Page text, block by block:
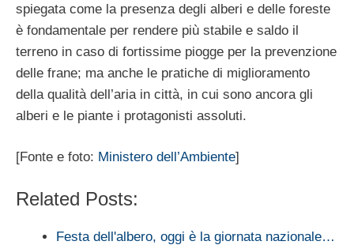
spiegata come la presenza degli alberi e delle foreste
è fondamentale per rendere più stabile e saldo il
terreno in caso di fortissime piogge per la prevenzione
delle frane; ma anche le pratiche di miglioramento
della qualità dell’aria in città, in cui sono ancora gli
alberi e le piante i protagonisti assoluti.
[Fonte e foto: Ministero dell’Ambiente]
Related Posts:
Festa dell'albero, oggi è la giornata nazionale…